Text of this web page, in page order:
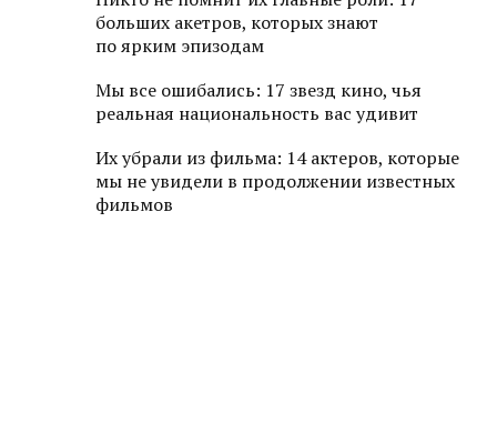
больших акетров, которых знают
по ярким эпизодам
Мы все ошибались: 17 звезд кино, чья
реальная национальность вас удивит
Их убрали из фильма: 14 актеров, которые
мы не увидели в продолжении известных
фильмов